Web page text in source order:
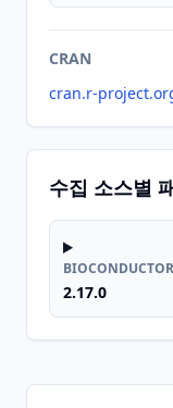
CRAN
cran.r-
수집 소스별
BIOCONDUCTOR
2.17.0